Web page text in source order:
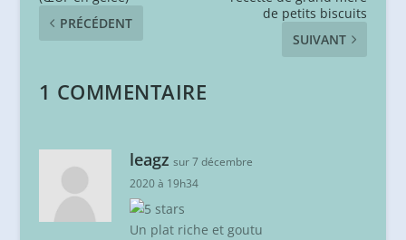
PRÉCÉDENT
de petits biscuits
SUIVANT
1 COMMENTAIRE
leagz sur 7 décembre
2020 à 19h34
Un plat riche et goutu